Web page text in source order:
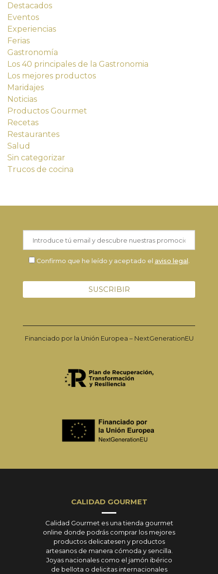
Destacados
Eventos
Experiencias
Ferias
Gastronomía
Los 40 principales de la Gastronomia
Los mejores productos
Maridajes
Noticias
Productos Gourmet
Recetas
Restaurantes
Salud
Sin categorizar
Trucos de cocina
Confirmo que he leído y aceptado el aviso legal.
Financiado por la Unión Europea – NextGenerationEU
CALIDAD GOURMET
Calidad Gourmet es una tienda gourmet
online donde podrás comprar los mejores
productos delicatesen y productos
artesanos de manera cómoda y sencilla.
Joyas nacionales como el jamón ibérico
de bellota o delicitas internacionales